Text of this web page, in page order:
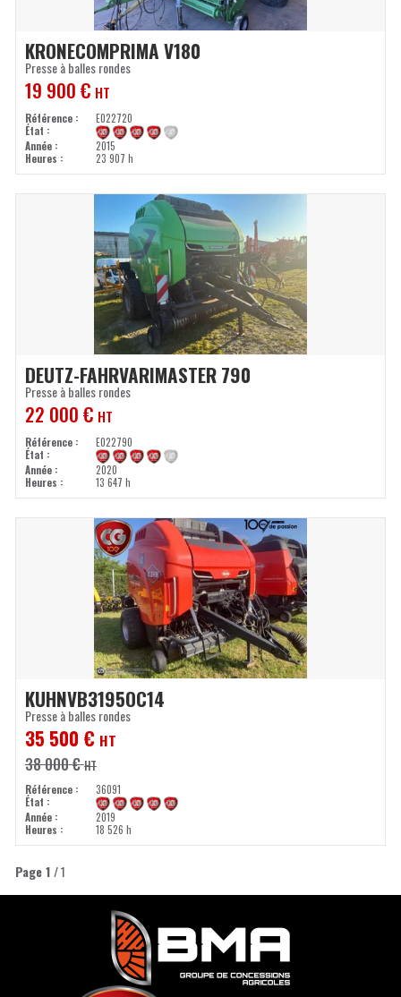
Presse à balles rondes
KRONECOMPRIMA V180
Référence
E022720
État
Année
2015
Heures
23 907 h
19 900€ HT
Presse à balles rondes
DEUTZ-FAHRVARIMASTER 790
Référence
E022790
État
Année
2020
Heures
13 647 h
22 000€ HT
Presse à balles rondes
KUHNVB3195OC14
Référence
36091
État
Année
2019
Heures
18 526 h
38 000€ HT
35 500 € HT
Page 1 / 1